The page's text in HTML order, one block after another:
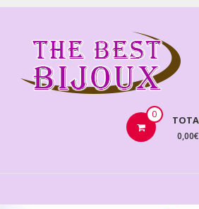
Aller
contenu
0
0,00€